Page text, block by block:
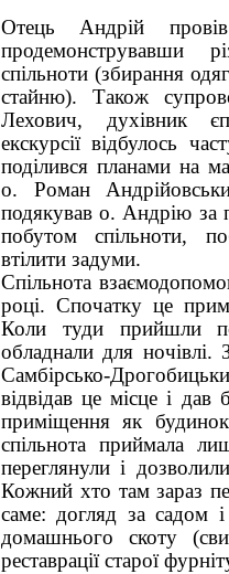
Отець Андрій
продемонструвавши
спільноти (збирання
стайню). Також
Лехович, духівник
екскурсії відбулось
поділився планами на
о. Роман
подякував о. Андрію за
побутом спільноти,
втілити задуми.
Спільнота
році. Спочатку це
Коли туди прийшли
обладнали для ночівлі.
Самбірсько-
відвідав це місце і дав
приміщення як
спільнота приймала
переглянули і
Кожний хто там зараз
саме: догляд за садом
домашнього скоту
реставрації старої